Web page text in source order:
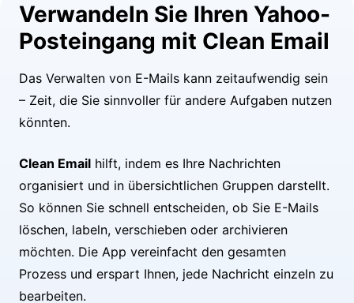
Verwandeln Sie Ihren Yahoo-
Posteingang mit Clean Email
Das Verwalten von E-Mails kann zeitaufwendig sein
– Zeit, die Sie sinnvoller für andere Aufgaben nutzen
könnten.
Clean Email hilft, indem es Ihre Nachrichten
organisiert und in übersichtlichen Gruppen darstellt.
So können Sie schnell entscheiden, ob Sie E-Mails
löschen, labeln, verschieben oder archivieren
möchten. Die App vereinfacht den gesamten
Prozess und erspart Ihnen, jede Nachricht einzeln zu
bearbeiten.